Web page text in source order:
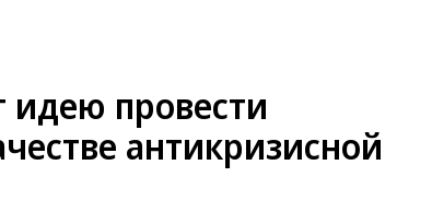
идею провести
антикризисной